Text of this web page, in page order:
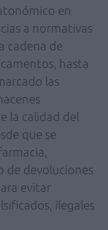
en
a normativas
cadena de
hasta
las
la calidad del
que se
de devoluciones
evitar
ilegales